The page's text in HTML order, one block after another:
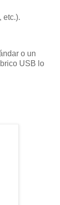
etc.).
o un
USB lo